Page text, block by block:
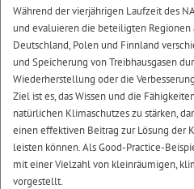
Während der vierjährigen Laufzeit des
und evaluieren die beteiligten Regionen
Deutschland, Polen und Finnland
und Speicherung von Treibhausgasen
Wiederherstellung oder die
Ziel ist es, das Wissen und die
natürlichen Klimaschutzes zu stärken,
einen effektiven Beitrag zur Lösung der
leisten können. Als Good-Practice-
mit einer Vielzahl von kleinräumigen,
vorgestellt.